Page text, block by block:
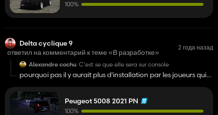
100%
Delta cyclique 9
ответил на комментарий к теме «В разработке»
2 года назад
Alexandre cochu C'est se que elle sera sur console
pourquoi pas il y aurait plus d'installation par les joueurs qui
Peugeot 5008 2021 PN
100%